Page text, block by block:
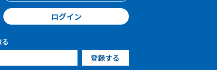
ログイン